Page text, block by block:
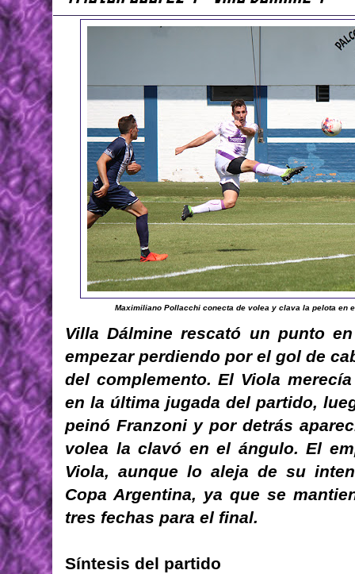
Maximiliano Pollacchi conecta de volea y clava la pelota en
Villa Dálmine rescató un punto
empezar perdiendo por el gol de
del complemento. El Viola
en la última jugada del partido,
peinó Franzoni y por detrás
volea la clavó en el ángulo. El
Viola, aunque lo aleja de su
Copa Argentina, ya que se
tres fechas para el final.
Síntesis del partido